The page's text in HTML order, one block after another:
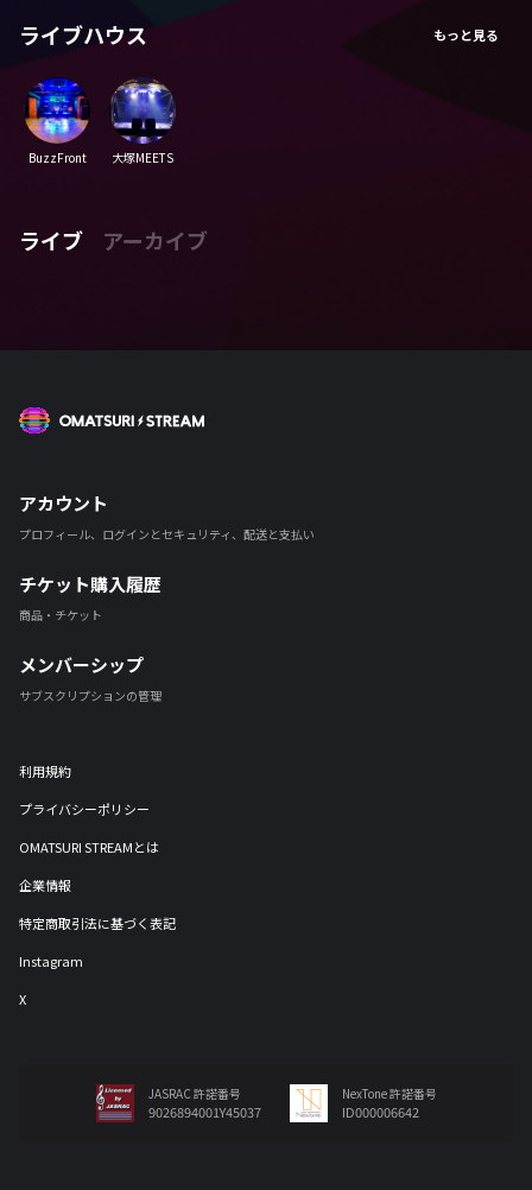
ライブハウス
BuzzFront 大塚MEETS
ライブ アーカイブ
アカウント
プロフィール、ログインとセキュリティ、配送と支払い
チケット購入履歴
商品・チケット
メンバーシップ
サブスクリプションの管理
利用規約
プライバシーポリシー
OMATSURI STREAMとは
企業情報
特定商取引法に基づく表記
Instagram
X
JASRAC 許諾番号
9026894001Y45037
NexTone 許諾番号
ID000006642